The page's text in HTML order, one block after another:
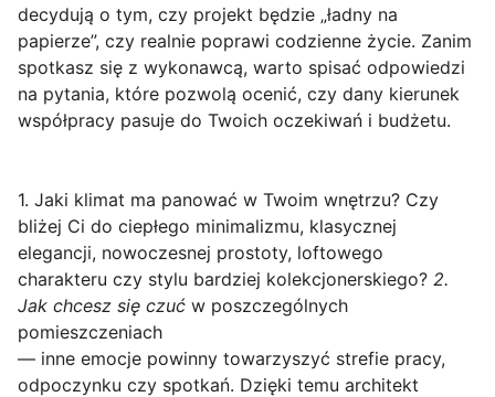
decydują o tym, czy projekt będzie „ładny na
papierze”, czy realnie poprawi codzienne życie. Zanim
spotkasz się z wykonawcą, warto spisać odpowiedzi
na pytania, które pozwolą ocenić, czy dany kierunek
współpracy pasuje do Twoich oczekiwań i budżetu.
1. Jaki klimat ma panować w Twoim wnętrzu? Czy
bliżej Ci do ciepłego minimalizmu, klasycznej
elegancji, nowoczesnej prostoty, loftowego
charakteru czy stylu bardziej kolekcjonerskiego? 2.
Jak chcesz się czuć w poszczególnych
pomieszczeniach
— inne emocje powinny towarzyszyć strefie pracy,
odpoczynku czy spotkań. Dzięki temu architekt